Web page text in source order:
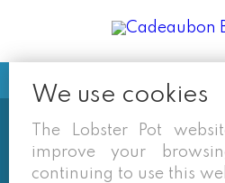
Soms vermelden
(google/overzichtssites)
We use cookies
The Lobster Pot
improve your
continuing to use this